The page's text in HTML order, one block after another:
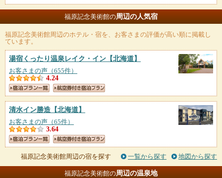
福原記念美術館の周辺の人気宿
福原記念美術館周辺のホテル・宿を、お客さまの評価が高い順に掲載し
ています。
湯宿くったり温泉レイク・イン 【北海道】
お客さまの声（655件）
4.24
清水イン勝造 【北海道】
お客さまの声（65件）
3.64
福原記念美術館周辺の宿を探す 一覧から探す 地図から探す
福原記念美術館の周辺の温泉地